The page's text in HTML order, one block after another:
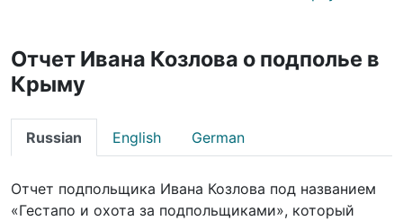
Отчет Ивана Козлова о подполье в
Крыму
Russian English German
Отчет подпольщика Ивана Козлова под названием
«Гестапо и охота за подпольщиками», который